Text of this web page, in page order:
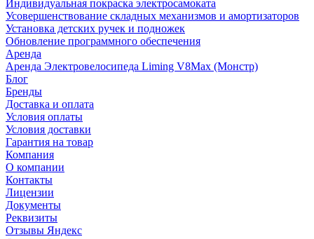
Индивидуальная покраска электросамоката
Усовершенствование складных механизмов и амортизаторов
Установка детских ручек и подножек
Обновление программного обеспечения
Аренда
Аренда Электровелосипеда Liming V8Max (Монстр)
Блог
Бренды
Доставка и оплата
Условия оплаты
Условия доставки
Гарантия на товар
Компания
О компании
Контакты
Лицензии
Документы
Реквизиты
Отзывы Яндекс